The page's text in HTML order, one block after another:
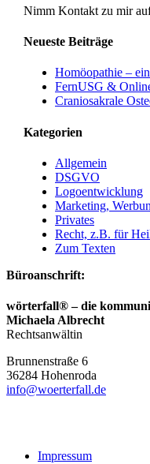
Nimm Kontakt zu mir
Neueste Beiträge
Homöopathie –
FernUSG &
Craniosakrale
Kategorien
Allgemein
DSGVO
Logoentwicklung
Marketing,
Privates
Recht, z.B. für
Zum Texten
Büroanschrift:
wörterfall® – die
Michaela Albrecht
Rechtsanwältin
Brunnenstraße 6
36284 Hohenroda
info@woerterfall.de
Impressum